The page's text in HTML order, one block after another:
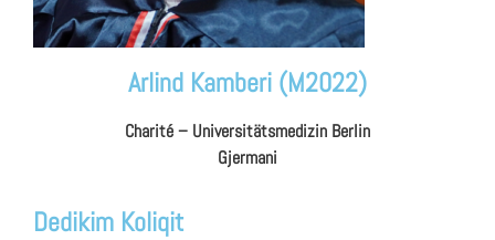
Arlind Kamberi (M2022)
Charité – Universitätsmedizin Berlin
Gjermani
Dedikim Koliqit